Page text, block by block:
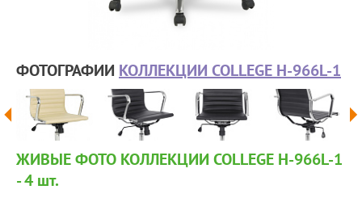
ФОТОГРАФИИ КОЛЛЕКЦИИ COLLEGE H-966L-1
ЖИВЫЕ ФОТО КОЛЛЕКЦИИ COLLEGE H-966L-1
- 4 шт.